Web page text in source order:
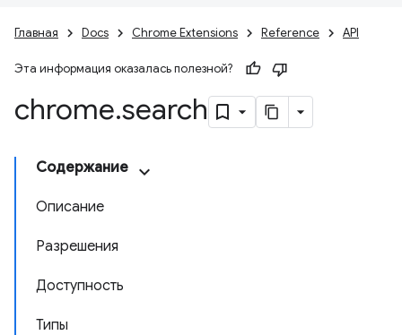
Главная Docs Chrome Extensions Reference API
Эта информация оказалась полезной?
chrome.search
Содержание
Описание
Разрешения
Доступность
Типы